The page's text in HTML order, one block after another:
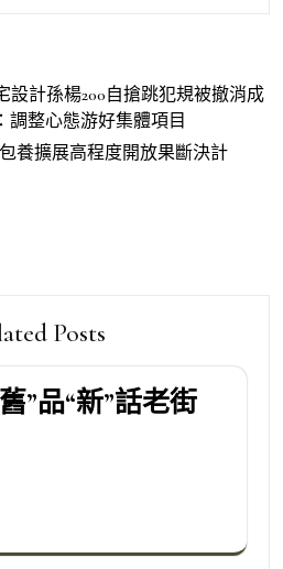
設計孫楊200自搶跳犯規被撤消成
調整心態游好集體項目
養擴展高程度開放果斷決計
Posts
”品“新”話老街